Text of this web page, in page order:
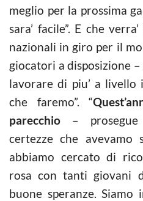
meglio per la prossima
sara’ facile”. E che
nazionali in giro per il
giocatori a disposizione
lavorare di piu’ a livello
che faremo”. “
parecchio –
certezze che avevamo
abbiamo cercato di
rosa con tanti giovani
buone speranze.